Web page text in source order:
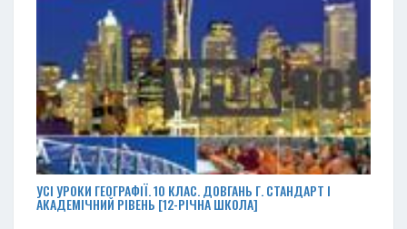
УСІ УРОКИ ГЕОГРАФІЇ. 10 КЛАС. ДОВГАНЬ Г. СТАНДАРТ І
АКАДЕМІЧНИЙ РІВЕНЬ [12-РІЧНА ШКОЛА]